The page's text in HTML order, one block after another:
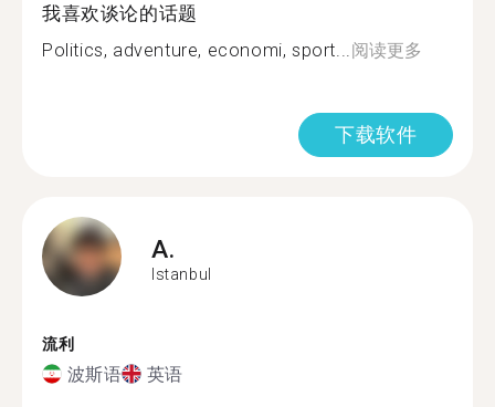
我喜欢谈论的话题
Politics, adventure, economi, sport...阅读更多
下载软件
A.
Istanbul
流利
波斯语 英语